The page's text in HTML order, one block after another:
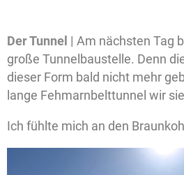
Der Tunnel | Am nächsten Tag
große Tunnelbaustelle. Denn
dieser Form bald nicht mehr
lange Fehmarnbelttunnel wir
Ich fühlte mich an den